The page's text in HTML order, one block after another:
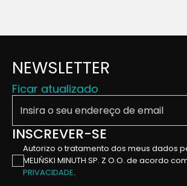
NEWSLETTER
Ficar atualizado
INSCREVER-SE
Autorizo ​​o tratamento dos meus dados
MELIŃSKI MINUTH SP. Z O.O. de acordo
PRIVACIDADE.